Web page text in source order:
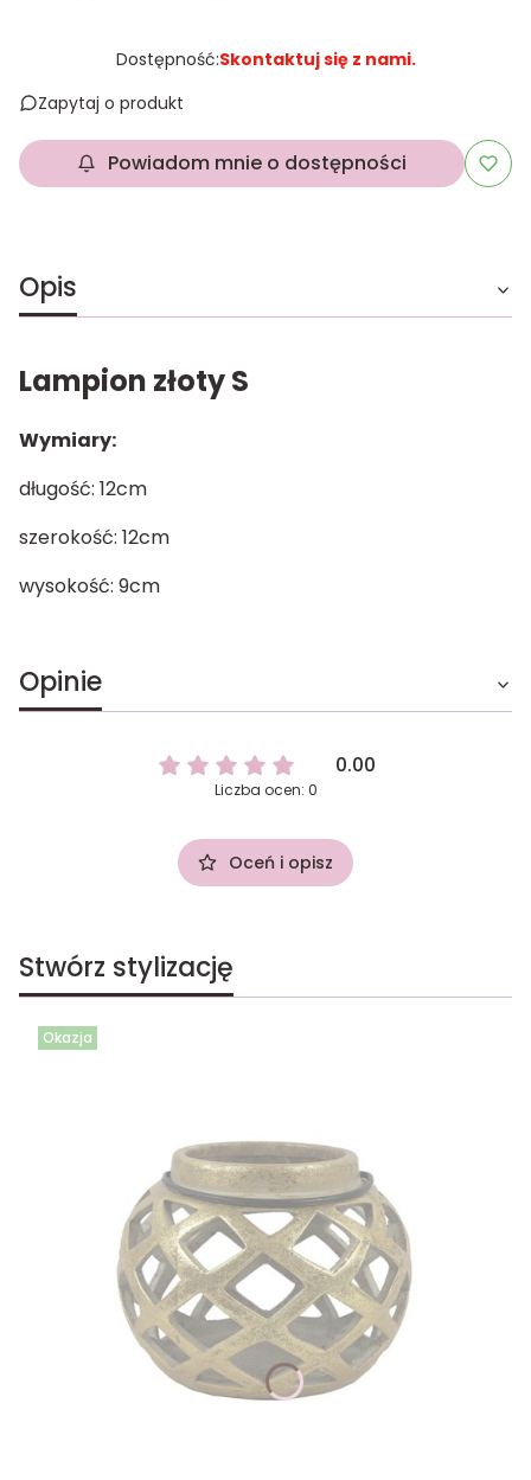
Dostępność:Skontaktuj się z nami.
Zapytaj o produkt
Powiadom mnie o dostępności
Opis
Lampion złoty S
Wymiary:
długość: 12cm
szerokość: 12cm
wysokość: 9cm
Opinie
0.00
Liczba ocen: 0
Oceń i opisz
Stwórz stylizację
Okazja